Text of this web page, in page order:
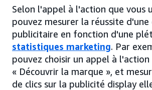
Selon l'appel à l'action que vous
pouvez mesurer la réussite d'une
publicitaire en fonction d'une
statistiques marketing. Par
pouvez choisir un appel à
« Découvrir la marque », et
de clics sur la publicité display